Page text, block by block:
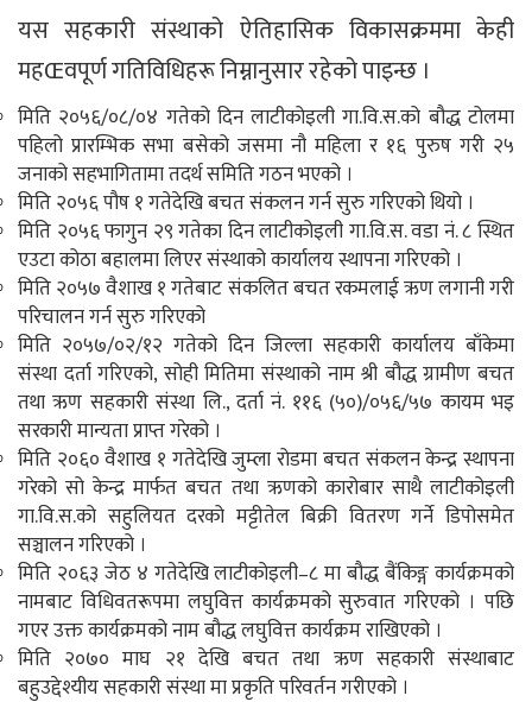
यस सहकारी संस्थाको ऐतिहासिक विकासक्रममा केही
महŒवपूर्ण गतिविधिहरू निम्नानुसार रहेको पाइन्छ ।
मिति २०५६/०८/०४ गतेको दिन लाटीकोइली गा.वि.स.को बौद्ध टोलमा
पहिलो प्रारम्भिक सभा बसेको जसमा नौ महिला र १६ पुरुष गरी २५
जनाको सहभागितामा तदर्थ समिति गठन भएको ।
मिति २०५६ पौष १ गतेदेखि बचत संकलन गर्न सुरु गरिएको थियो ।
मिति २०५६ फागुन २९ गतेका दिन लाटीकोइली गा.वि.स. वडा नं. ८ स्थित
एउटा कोठा बहालमा लिएर संस्थाको कार्यालय स्थापना गरिएको ।
मिति २०५७ वैशाख १ गतेबाट संकलित बचत रकमलाई ऋण लगानी गरी
परिचालन गर्न सुरु गरिएको
मिति २०५७/०२/१२ गतेको दिन जिल्ला सहकारी कार्यालय बाँकेमा
संस्था दर्ता गरिएको, सोही मितिमा संस्थाको नाम श्री बौद्ध ग्रामीण बचत
तथा ऋण सहकारी संस्था लि., दर्ता नं. ११६ (५०)/०५६/५७ कायम भइ
सरकारी मान्यता प्राप्त गरेको ।
मिति २०६० वैशाख १ गतेदेखि जुम्ला रोडमा बचत संकलन केन्द्र स्थापना
गरेको सो केन्द्र मार्फत बचत तथा ऋणको कारोबार साथै लाटीकोइली
गा.वि.स.को सहुलियत दरको मट्टीतेल बिक्री वितरण गर्ने डिपोसमेत
सञ्चालन गरिएको ।
मिति २०६३ जेठ ४ गतेदेखि लाटीकोइली–८ मा बौद्ध बैंकिङ्ग कार्यक्रमको
नामबाट विधिवतरूपमा लघुवित्त कार्यक्रमको सुरुवात गरिएको । पछि
गएर उक्त कार्यक्रमको नाम बौद्ध लघुवित्त कार्यक्रम राखिएको ।
मिति २०७० माघ २१ देखि बचत तथा ऋण सहकारी संस्थाबाट
बहुउद्देश्यीय सहकारी संस्था मा प्रकृति परिवर्तन गरीएको ।